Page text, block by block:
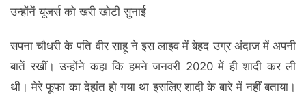
उन्‍होंनें यूजर्स को खरी खोटी सुनाई
सपना चौधरी के पति वीर साहू ने इस लाइव में बेहद उग्र अंदाज में अपनी
बातें रखीं। उन्‍होंने कहा कि हमने जनवरी 2020 में ही शादी कर ली
थी। मेरे फूफा का देहांत हो गया था इसलिए शादी के बारे में नहीं बताया।